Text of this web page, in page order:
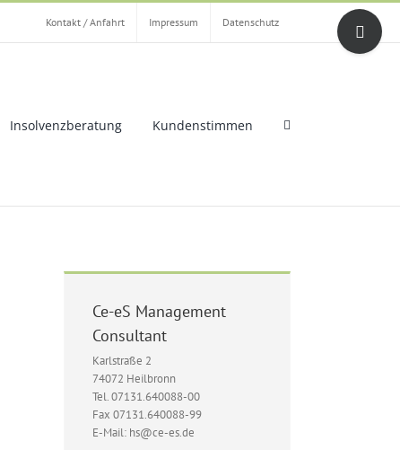
Kontakt / Anfahrt Impressum Datenschutz
Insolvenzberatung Kundenstimmen
Ce-eS Management
Consultant
Karlstraße 2
74072 Heilbronn
Tel. 07131.640088-00
Fax 07131.640088-99
E-Mail: hs@ce-es.de
Toggle
Sliding
Bar